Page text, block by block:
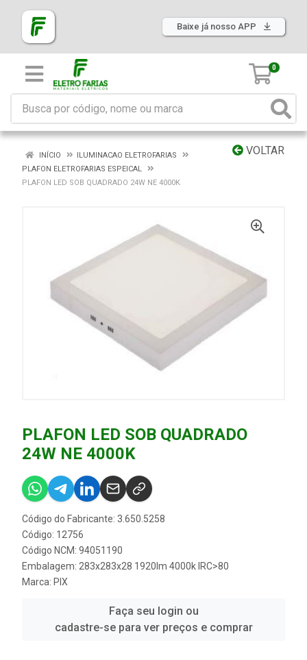
Baixe já nosso APP
0
VOLTAR
INÍCIO
ILUMINACAO ELETROFARIAS
PLAFON ELETROFARIAS ESPEICAL
PLAFON LED SOB QUADRADO 24W NE 4000K
PLAFON LED SOB QUADRADO
24W NE 4000K
Código do Fabricante: 3.650.5258
Código: 12756
Código NCM: 94051190
Embalagem: 283x283x28 1920lm 4000k IRC>80
Marca: PIX
Faça seu login ou
cadastre-se para ver preços e comprar